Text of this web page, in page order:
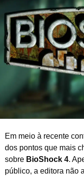
Em meio à recente
dos pontos que mais
sobre BioShock 4.
público, a editora não